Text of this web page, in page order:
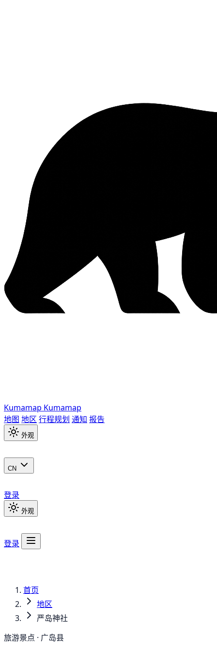
Kumamap Kumamap
地图 地区 行程规划 通知 报告
外观
CN
登录
外观
登录
首页
地区
严岛神社
旅游景点 · 广岛县